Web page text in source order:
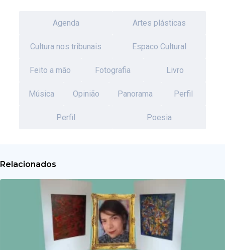
Agenda Artes plásticas
Cultura nos tribunais Espaco Cultural
Feito a mão Fotografia Livro
Música Opinião Panorama Perfil
Perfil Poesia
Relacionados